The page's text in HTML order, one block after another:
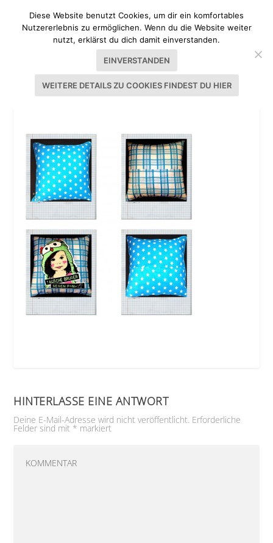
NEUE KISSEN
HINTERLASSE EINE ANTWORT
Deine E-Mail-Adresse wird nicht veröffentlicht. Erforderliche
Felder sind mit * markiert
Diese Website benutzt Cookies, um dir ein komfortables
Nutzererlebnis zu ermöglichen. Wenn du die Website weiter
nutzt, erklärst du dich damit einverstanden.
EINVERSTANDEN
WEITERE DETAILS ZU COOKIES FINDEST DU HIER